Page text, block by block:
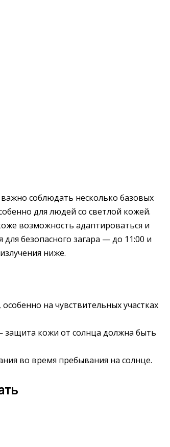
соблюдать несколько базовых
для людей со светлой кожей.
возможность адаптироваться и
безопасного загара — до 11:00 и
ниже.
на чувствительных участках
защита кожи от солнца должна быть
во время пребывания на солнце.